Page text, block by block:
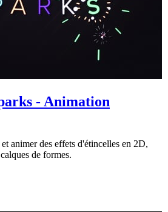
- Animation
animer des effets d'étincelles en 2D,
de formes.